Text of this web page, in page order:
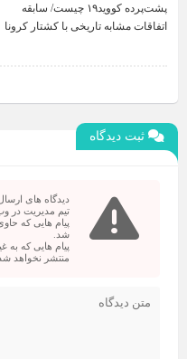
پشت‌پرده کووید۱۹ چیست/ سابقه
اتفاقات مشابه تاریخی با کشتار کرونا
ثبت دیدگاه
دیدگاه های
تیم مدیریت در
پیام هایی که
شد.
پیام هایی که به
منتشر نخواهد شد.